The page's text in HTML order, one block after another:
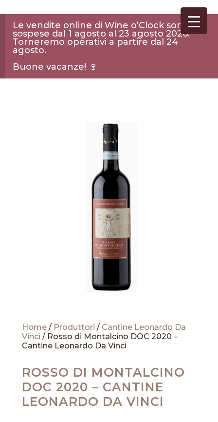
Le vendite online di Wine o’Clock sono
sospese dal 1 agosto al 23 agosto 2026.
Torneremo operativi a partire dal 24
agosto.
Buone vacanze! 🍷
Home/ Produttori / Cantine Leonardo Da
Vinci / Rosso di Montalcino DOC 2020 –
Cantine Leonardo Da Vinci
ROSSO DI MONTALCINO
DOC 2020 – CANTINE
LEONARDO DA VINCI